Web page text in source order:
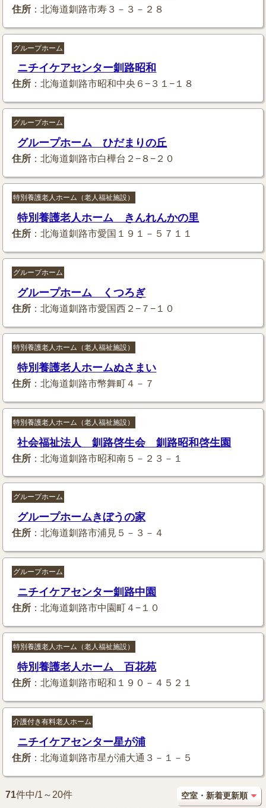
住所 ：北海道釧路市寿３－３－２８
グループホーム
ニチイケアセンター釧路昭和
住所 ：北海道釧路市昭和中央６−３１−１８
グループホーム
グループホーム ひだまりの丘
住所 ：北海道釧路市白樺台２−８−２０
特別養護老人ホーム（老人福祉施設）
特別養護老人ホーム きんれんかの里
住所 ：北海道釧路市愛国１９１－５７１１
グループホーム
グループホーム くつろぎ
住所 ：北海道釧路市愛国西２−７−１０
特別養護老人ホーム（老人福祉施設）
特別養護老人ホームぬさまい
住所 ：北海道釧路市幣舞町４－７
特別養護老人ホーム（老人福祉施設）
社会福祉法人 釧路啓生会 釧路昭和啓生園
住所 ：北海道釧路市昭和南５－２３－１
グループホーム
グループホームきぼうの家
住所 ：北海道釧路市浦見５－３－４
グループホーム
ニチイケアセンター釧路中園
住所 ：北海道釧路市中園町４−１０
特別養護老人ホーム（老人福祉施設）
特別養護老人ホーム 百花苑
住所 ：北海道釧路市昭和１９０－４５２１
介護付き有料老人ホーム
ニチイケアセンター星が浦
住所 ：北海道釧路市星が浦大通３－１－５
71件中/1～20件